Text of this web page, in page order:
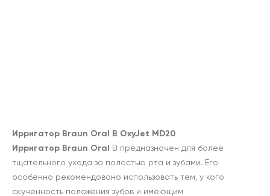
Ирригатор Braun Oral B OxyJet MD20
Ирригатор Braun Oral
B предназначен для более
тщательного ухода за полостью рта и зубами. Его
особенно рекомендовано использовать тем, у кого
скученность положения зубов и имеющим